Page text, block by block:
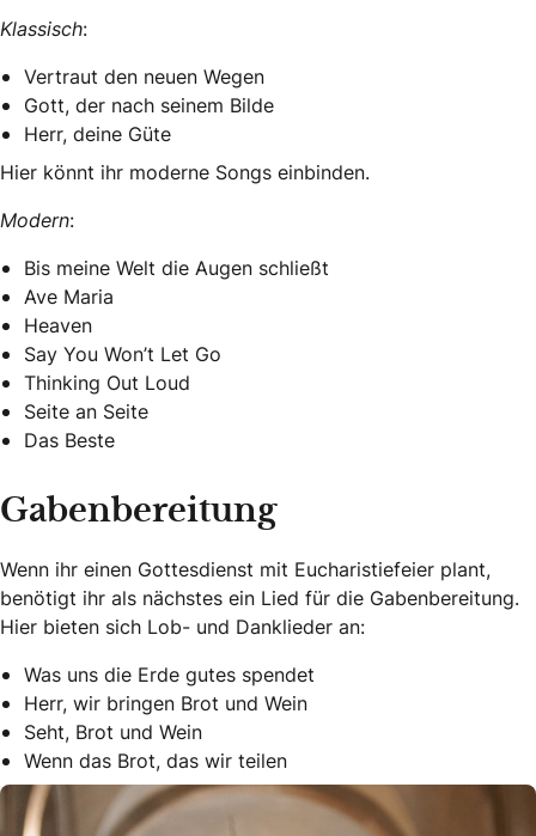
Klassisch:
Vertraut den neuen Wegen
Gott, der nach seinem Bilde
Herr, deine Güte
Hier könnt ihr moderne Songs einbinden.
Modern:
Bis meine Welt die Augen schließt
Ave Maria
Heaven
Say You Won’t Let Go
Thinking Out Loud
Seite an Seite
Das Beste
Gabenbereitung
Wenn ihr einen Gottesdienst mit Eucharistiefeier plant,
benötigt ihr als nächstes ein Lied für die Gabenbereitung.
Hier bieten sich Lob- und Danklieder an:
Was uns die Erde gutes spendet
Herr, wir bringen Brot und Wein
Seht, Brot und Wein
Wenn das Brot, das wir teilen